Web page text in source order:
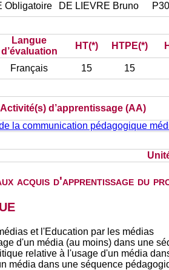
Obligatoire DE LIEVRE Bruno
Langue
d’évaluation
HT(*) HTPE(*)
Français 15 15
Activité(s) d’apprentissage (AA)
la communication pédagogique
acquis d'apprentissage du
et l'Education par les médias
d'un média (au moins) dans une
relative à l'usage d'un média
média dans une séquence